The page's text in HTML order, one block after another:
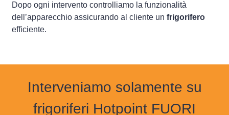
Dopo ogni intervento controlliamo la funzionalità
dell’apparecchio assicurando al cliente un frigorifero
efficiente.
Interveniamo solamente su
frigoriferi Hotpoint FUORI